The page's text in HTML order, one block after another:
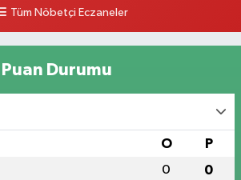
Tüm Nöbetçi Eczaneler
Durumu
O P
0 0